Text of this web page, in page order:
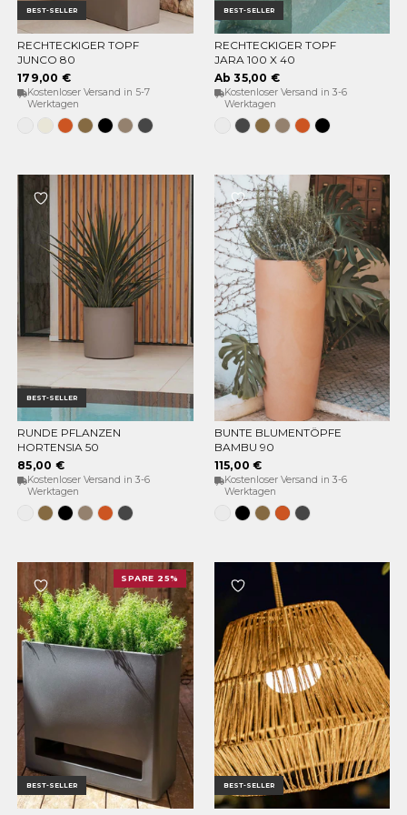
BEST-SELLER
OPTIONEN WÄHLEN
RECHTECKIGER TOPF
JUNCO 80
179,00 €
Kostenloser Versand in 5-7
Werktagen
WeissOpak-
Beige
Terrakotta
BronzeSchwarz
TaupeAnthrazit
BEST-SELLER
OPTIONEN WÄHLEN
RECHTECKIGER TOPF
JARA 100 X 40
Ab 35,00 €
Kostenloser Versand in 3-6
Werktagen
WeissAnthrazit
BronzeTaupeTerrakotta
Schwarz
BEST-SELLER
OPTIONEN WÄHLEN
RUNDE PFLANZEN
HORTENSIA 50
85,00 €
Kostenloser Versand in 3-6
Werktagen
WeissBronzeSchwarz
TaupeTerracota
Anthrazit
OPTIONEN WÄHLEN
BUNTE BLUMENTÖPFE
BAMBU 90
115,00 €
Kostenloser Versand in 3-6
Werktagen
WeissSchwarz
BronzeTerracota
Anthrazit
BEST-SELLER
SPARE 25%
BEST-SELLER